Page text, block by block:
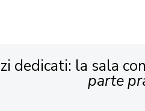
dedicati: la sala
parte